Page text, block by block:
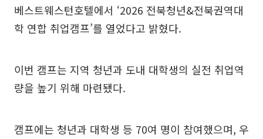
베스트웨스턴호텔에서 ‘2026 전북청년&전북권역대
학 연합 취업캠프’를 열었다고 밝혔다.
이번 캠프는 지역 청년과 도내 대학생의 실전 취업역
량을 높기 위해 마련됐다.
캠프에는 청년과 대학생 등 70여 명이 참여했으며, 우